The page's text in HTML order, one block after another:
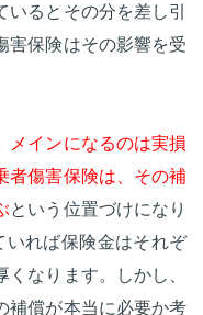
るとその分を差し引
害保険はその影響を受
メインになるのは実損
者傷害保険は、その補
という位置づけになり
いれば保険金はそれぞ
なります。しかし、
補償が本当に必要か考